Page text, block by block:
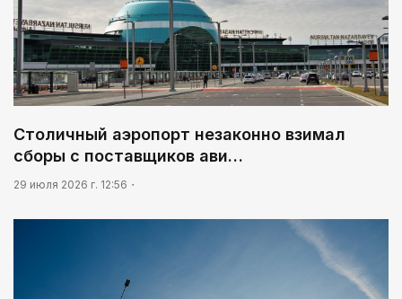
Столичный аэропорт незаконно взимал
сборы с поставщиков ави…
29 июля 2026 г. 12:56